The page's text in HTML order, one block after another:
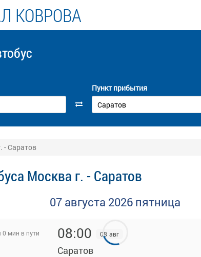
КОВРОВА
Пункт прибытия
- Саратов
Москва г. - Саратов
07 августа 2026 пятница
0 мин в пути 08:00 08 авг
Саратов